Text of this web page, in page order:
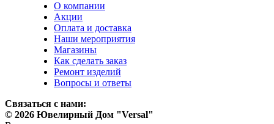
О компании
Акции
Оплата и доставка
Наши мероприятия
Магазины
Как сделать заказ
Ремонт изделий
Вопросы и ответы
Связаться с нами:
© 2026 Ювелирный Дом "Versal"